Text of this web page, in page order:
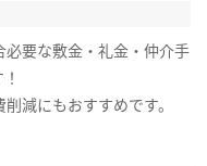
要な敷金・礼金・仲介手
減にもおすすめです。